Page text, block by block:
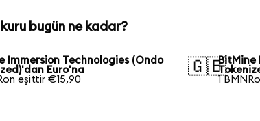
bugün ne kadar?
Immersion Technologies (Ondo
Euro'na
eşittir €15,90
🇬🇧BitMine
1